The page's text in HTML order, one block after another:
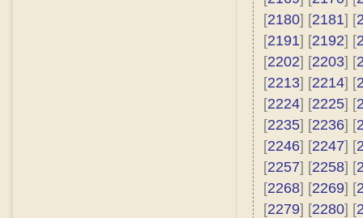
[2180] [2181] [
[2191] [2192] [
[2202] [2203] [
[2213] [2214] [
[2224] [2225] [
[2235] [2236] [
[2246] [2247] [
[2257] [2258] [
[2268] [2269] [
[2279] [2280] [